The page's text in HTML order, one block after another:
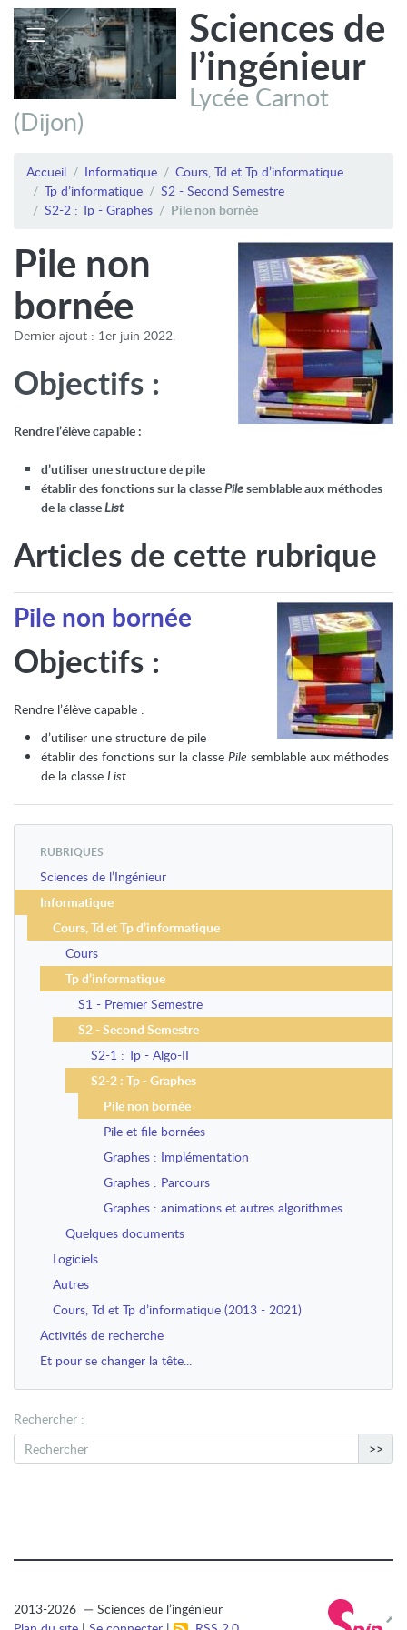
Sciences de
l’ingénieur
Lycée Carnot
(Dijon)
Accueil Informatique
Cours, Td et Tp d’informatique
Tp d’informatique
S2 - Second Semestre
S2-2 : Tp - Graphes
Pile non bornée
Pile non
bornée
Dernier ajout : 1er juin 2022.
Objectifs :
Rendre l’élève capable :
d’utiliser une structure de pile
établir des fonctions sur la classePilesemblable aux méthodes
de la classeList
Articles de cette rubrique
Pile non bornée
Objectifs :
Rendre l’élève capable :
d’utiliser une structure de pile
établir des fonctions sur la classe Pile semblable aux méthodes
de la classe List
RUBRIQUES
Sciences de l’Ingénieur
Informatique
Cours, Td et Tp d’informatique
Cours
Tp d’informatique
S1 - Premier Semestre
S2 - Second Semestre
S2-1 : Tp - Algo-II
S2-2 : Tp - Graphes
Pile non bornée
Pile et file bornées
Graphes : Implémentation
Graphes : Parcours
Graphes : animations et autres algorithmes
Quelques documents
Logiciels
Autres
Cours, Td et Tp d’informatique (2013 - 2021)
Activités de recherche
Et pour se changer la tête...
Rechercher :
>>
2013-2026 — Sciences de l’ingénieur